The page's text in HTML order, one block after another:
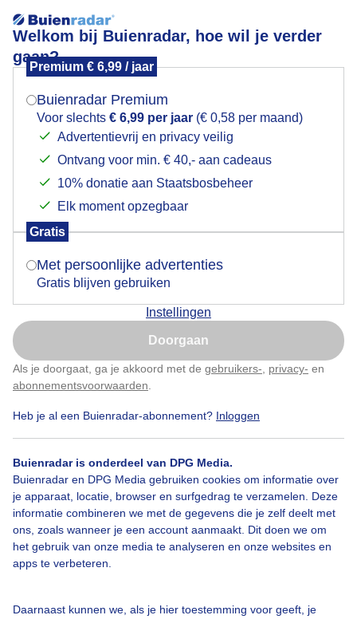
Welkom bij Buienradar, hoe wil je verder
gaan?
Premium € 6,99 / jaar
Buienradar Premium
Voor slechts € 6,99 per jaar (€ 0,58 per maand)
Advertentievrij en privacy veilig
Ontvang voor min. € 40,- aan cadeaus
10% donatie aan Staatsbosbeheer
Elk moment opzegbaar
Gratis
Met persoonlijke advertenties
Gratis blijven gebruiken
Instellingen
Doorgaan
Als je doorgaat, ga je akkoord met de gebruikers- privacy- en
abonnementsvoorwaarden
Heb je al een Buienradar-abonnement? Inloggen
Buienradar is onderdeel van DPG Media.
Buienradar en DPG Media gebruiken cookies om informatie over
je apparaat, locatie, browser en surfgedrag te verzamelen. Deze
informatie combineren we met de gegevens die je zelf deelt met
ons, zoals wanneer je een account aanmaakt. Dit doen we om
het gebruik van onze media te analyseren en onze websites en
apps te verbeteren.
Daarnaast kunnen we, als je hier toestemming voor geeft, je
DE BEWOLKING LOOPT BINNEN
Door: Els Bax Gemaakt: 09-05-2026, 23x bekeken
Een moment geduld aub...
Mogen we je locatie gebruiken voor het
Indien je hier nog geen akkoord op hebt gegeven,
verschijnt er zo een pop-up uit je browser waarin
Is goed, toon de popup
Nu niet, misschien later
Klik hierom dit aan te passen